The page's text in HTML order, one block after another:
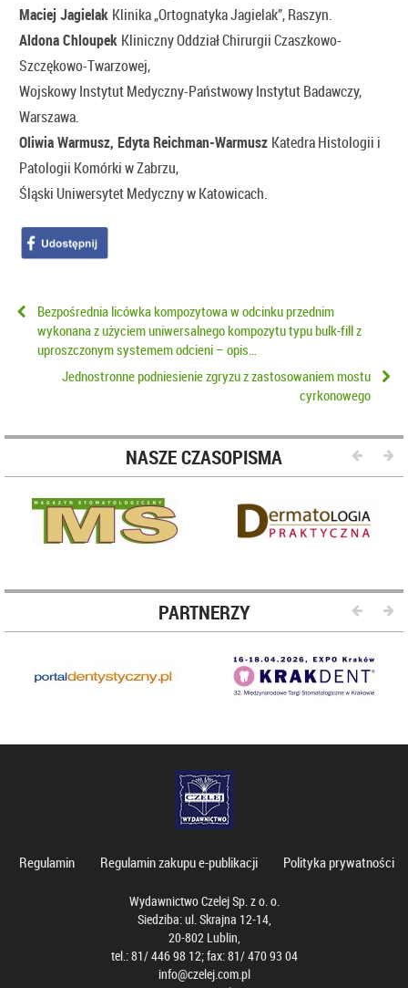
Maciej Jagielak Klinika „Ortognatyka Jagielak”, Raszyn.
Aldona Chloupek Kliniczny Oddział Chirurgii Czaszkowo-
Szczękowo-Twarzowej,
Wojskowy Instytut Medyczny-Państwowy Instytut Badawczy,
Warszawa.
Oliwia Warmusz, Edyta Reichman-Warmusz Katedra Histologii i
Patologii Komórki w Zabrzu,
Śląski Uniwersytet Medyczny w Katowicach.
Bezpośrednia licówka kompozytowa w odcinku przednim
wykonana z użyciem uniwersalnego kompozytu typu bulk-fill z
uproszczonym systemem odcieni – opis…
Jednostronne podniesienie zgryzu z zastosowaniem mostu
cyrkonowego
NASZE CZASOPISMA
PARTNERZY
Regulamin Regulamin zakupu e-publikacji Polityka prywatności
Wydawnictwo Czelej Sp. z o. o.
Siedziba: ul. Skrajna 12-14,
20-802 Lublin,
tel.: 81/ 446 98 12; fax: 81/ 470 93 04
info@czelej.com.pl